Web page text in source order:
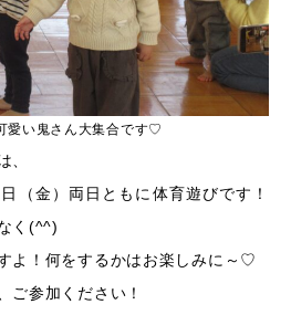
愛い鬼さん大集合です♡
、
（金）両日ともに体育遊びです！
く(^^)
よ！何をするかはお楽しみに～♡
ご参加ください！